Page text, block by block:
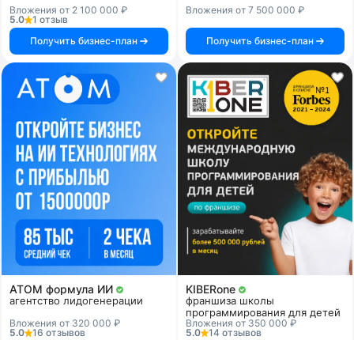
Вложения от 2 100 000 ₽
5.0
1 отзыв
Получить бизнес-план
Вложения от 7 500 000 ₽
Получить бизнес-план
АТОМ формула ИИ
агентство лидогенерации
Вложения от 320 000 ₽
5.0
16 отзывов
KIBERone
франшиза школы
программирования для детей
Вложения от 350 000 ₽
5.0
14 отзывов